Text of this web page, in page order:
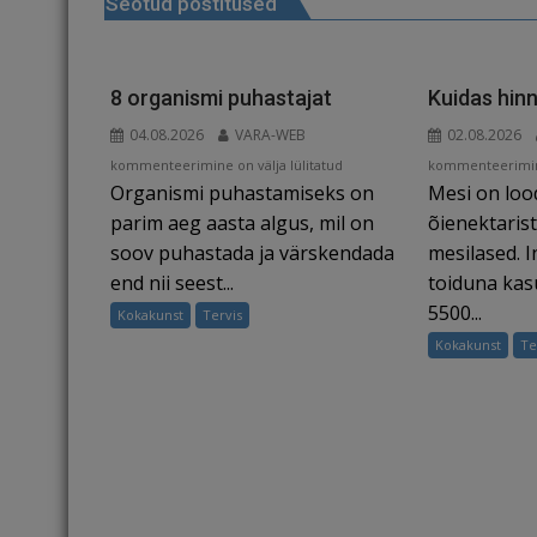
o
k
n st m d
8 organismi puhastajat
04.08.2026 VARA-WEB
8
organismi
puhastajat
kommenteerimine on välja lülitatud
Organismi puhastamiseks on
parim aeg aasta algus, mil on
soov puhastada ja värskendada
end nii seest...
Kokakunst Tervis
Kuidas
02.08.2026
Kuidas
hinnata
mee
kvaliteeti?
Mesi on
õienektarist
mesilased.
toiduna
5500...
Kokakunst